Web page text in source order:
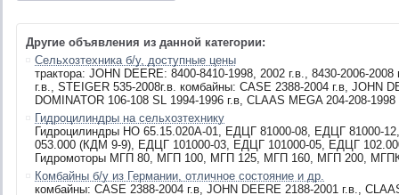
Другие объявления из данной категории:
Сельхозтехника б/у, доступные цены
трактора: JOHN DEERE: 8400-8410-1998, 2002 г.в., 8430-2006-
г.в., STEIGER 535-2008г.в. комбайны: CASE 2388-2004 г.в, JOHN
DOMINATOR 106-108 SL 1994-1996 г.в, CLAAS MEGA 204-208-
Гидроцилиндры на сельхозтехнику
Гидроцилиндры НО 65.15.020А-01, ЕДЦГ 81000-08, ЕДЦГ 81000-
053.000 (КДМ 9-9), ЕДЦГ 101000-03, ЕДЦГ 101000-05, ЕДЦГ
Гидромоторы МГП 80, МГП 100, МГП 125, МГП 160, МГП 200,
Комбайны б/у из Германии, отличное состояние и др.
комбайны: CASE 2388-2004 г.в, JOHN DEERE 2188-2001 г.в.,